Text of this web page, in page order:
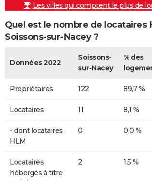
Les villes qui comptent le plus de
Quel est le nombre de locataires
Soissons-sur-Nacey ?
Données 2022
Soissons-
sur-Nacey
% des
Propriétaires 122 89,7 %
Locataires 11 8,1 %
- dont locataires
HLM
0 0,0 %
Locataires
hébergés à titre
2 1,5 %